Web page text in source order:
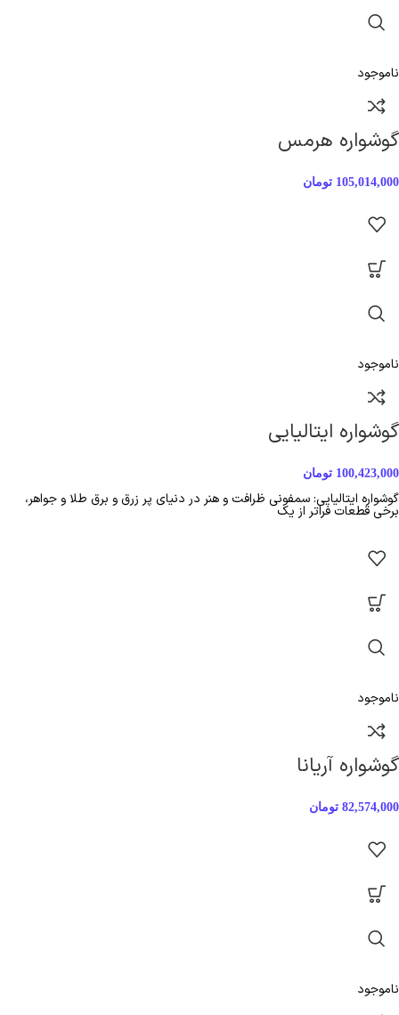
ناموجود
گوشواره هرمس
105,014,000 تومان
ناموجود
گوشواره ایتالیایی
100,423,000 تومان
گوشواره ایتالیایی: سمفونی ظرافت و هنر در دنیای پر زرق و برق طلا و جواهر،
برخی قطعات فراتر از یک
ناموجود
گوشواره آریانا
82,574,000 تومان
ناموجود